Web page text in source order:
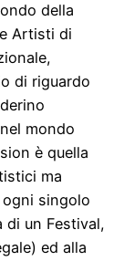
della
Artisti di
di riguardo
mondo
è quella
ma
singolo
di un Festival,
ed alla